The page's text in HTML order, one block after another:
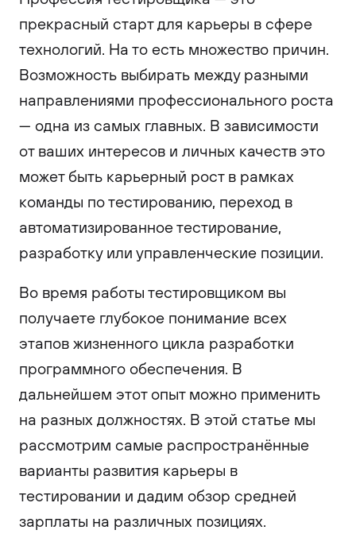
прекрасный старт для карьеры в сфере
технологий. На то есть множество причин.
Возможность выбирать между разными
направлениями профессионального роста
— одна из самых главных. В зависимости
от ваших интересов и личных качеств это
может быть карьерный рост в рамках
команды по тестированию, переход в
автоматизированное тестирование,
разработку или управленческие позиции.
Во время работы тестировщиком вы
получаете глубокое понимание всех
этапов жизненного цикла разработки
программного обеспечения. В
дальнейшем этот опыт можно применить
на разных должностях. В этой статье мы
рассмотрим самые распространённые
варианты развития карьеры в
тестировании и дадим обзор средней
зарплаты на различных позициях.